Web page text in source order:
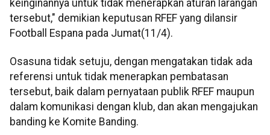
keinginannya untuk tidak menerapkan aturan larangan
tersebut," demikian keputusan RFEF yang dilansir
Football Espana pada Jumat(11/4).
Osasuna tidak setuju, dengan mengatakan tidak ada
referensi untuk tidak menerapkan pembatasan
tersebut, baik dalam pernyataan publik RFEF maupun
dalam komunikasi dengan klub, dan akan mengajukan
banding ke Komite Banding.